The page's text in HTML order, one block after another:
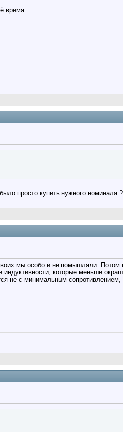
время...
просто купить нужного номинала ?
мы особо и не помышляли.
которые меньше
не с минимальным сопротивлением,